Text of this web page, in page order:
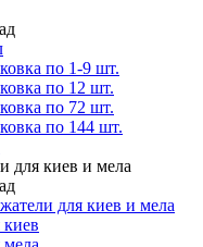
по 1-9 шт.
по 12 шт.
по 72 шт.
по 144 шт.
для киев и мела
для киев и мела